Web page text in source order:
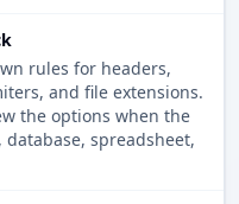
rules for headers,
and file extensions.
the options when the
spreadsheet,